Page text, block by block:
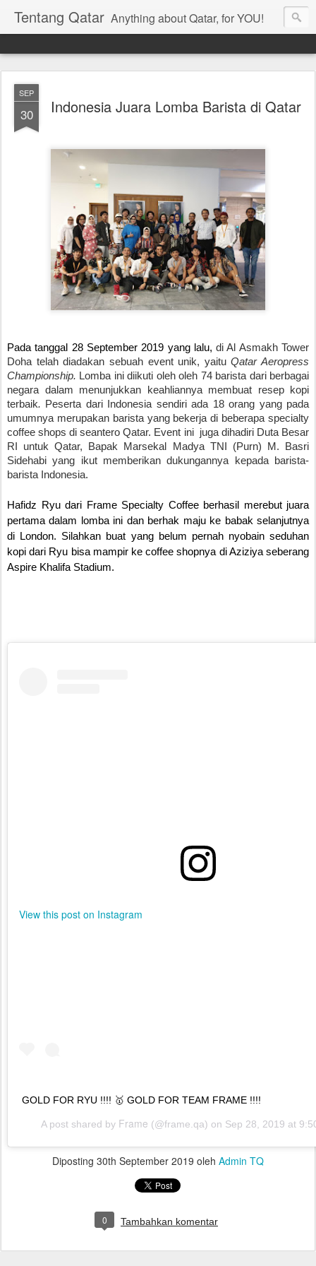
Tentang Qatar Anything about Qatar, for YOU!
SEP
30 Indonesia Juara Lomba Barista di Qatar
Pada tanggal 28 September 2019 yang lalu, di Al Asmakh Tower
Doha telah diadakan sebuah event unik, yaitu Qatar Aeropress
Championship. Lomba ini diikuti oleh oleh 74 barista dari berbagai
negara dalam menunjukkan keahliannya membuat resep kopi
terbaik. Peserta dari Indonesia sendiri ada 18 orang yang pada
umumnya merupakan barista yang bekerja di beberapa specialty
coffee shops di seantero Qatar. Event ini  juga dihadiri Duta Besar
RI untuk Qatar, Bapak Marsekal Madya TNI (Purn) M. Basri
Sidehabi yang ikut memberikan dukungannya kepada barista-
barista Indonesia.
Hafidz Ryu dari Frame Specialty Coffee berhasil merebut juara
pertama dalam lomba ini dan berhak maju ke babak selanjutnya
di London. Silahkan buat yang belum pernah nyobain seduhan
kopi dari Ryu bisa mampir ke coffee shopnya di Aziziya seberang
View this post on Instagram
GOLD FOR RYU !!!! 🥇 GOLD FOR TEAM FRAME !!!!
A post shared by Frame (@frame.qa) on Sep 28, 2019 at
Diposting 30th September 2019 oleh Admin TQ
0 Tambahkan komentar